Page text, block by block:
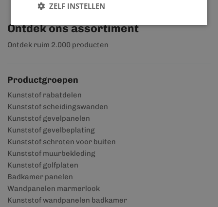
Ontdek ons assortiment
Ontdek ruim 2.000 producten
Productgroepen
Kunststof rabatdelen
Kunststof scheidingswanden
Kunststof gevelpanelen
Kunststof gevelbeplating
Kunststof schroten voor buiten
Kunststof muurbekleding
Kunststof golfplaten
Badkamer panelen
Wandpanelen marmerlook
Kunststof wandpanelen badkamer
ZELF INSTELLEN